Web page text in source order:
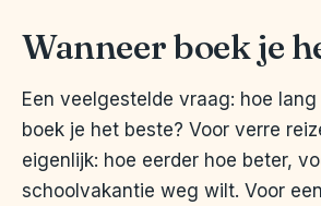
Wanneer boek je
Een veelgestelde vraag: hoe
boek je het beste? Voor verre
eigenlijk: hoe eerder hoe beter,
schoolvakantie weg wilt. Voor